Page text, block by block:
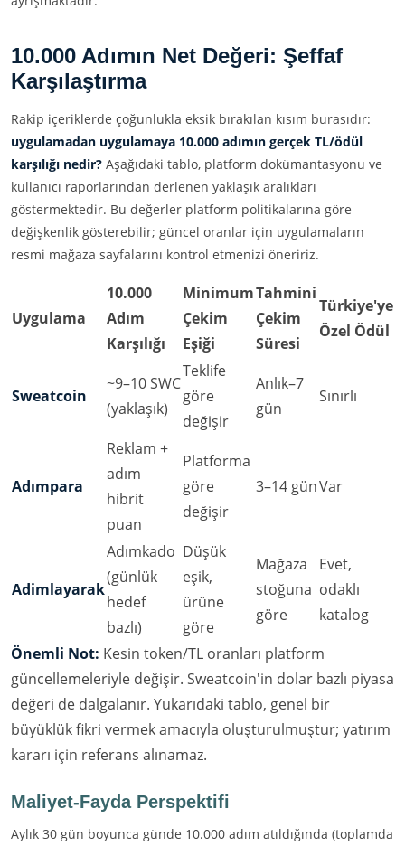
10.000 Adımın Net Değeri: Şeffaf
Karşılaştırma
Rakip içeriklerde çoğunlukla eksik bırakılan kısım burasıdır:
uygulamadan uygulamaya 10.000 adımın gerçek TL/ödül
karşılığı nedir? Aşağıdaki tablo, platform dokümantasyonu ve
kullanıcı raporlarından derlenen yaklaşık aralıkları
göstermektedir. Bu değerler platform politikalarına göre
değişkenlik gösterebilir; güncel oranlar için uygulamaların
resmi mağaza sayfalarını kontrol etmenizi öneririz.
Uygulama
10.000
Adım
Karşılığı
Minimum
Çekim
Eşiği
Tahmini
Çekim
Süresi
Türkiye'ye
Özel Ödül
Sweatcoin
~9–10 SWC
(yaklaşık)
Teklife
göre
değişir
Anlık–7
gün
Sınırlı
Adımpara
Reklam +
adım
hibrit
puan
Platforma
göre
değişir
3–14 günVar
Adimlayarak
Adımkado
(günlük
hedef
bazlı)
Düşük
eşik,
ürüne
göre
Mağaza
stoğuna
göre
Evet,
odaklı
katalog
Önemli Not: Kesin token/TL oranları platform
güncellemeleriyle değişir. Sweatcoin'in dolar bazlı piyasa
değeri de dalgalanır. Yukarıdaki tablo, genel bir
büyüklük fikri vermek amacıyla oluşturulmuştur; yatırım
kararı için referans alınamaz.
Maliyet-Fayda Perspektifi
Aylık 30 gün boyunca günde 10.000 adım atıldığında (toplamda